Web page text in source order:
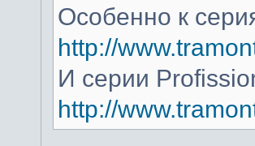
Особенно к
http://
И серии
http://